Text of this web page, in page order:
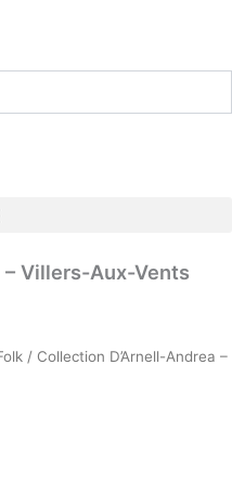
– Villers-Aux-Vents
/ Collection D’Arnell-Andrea –